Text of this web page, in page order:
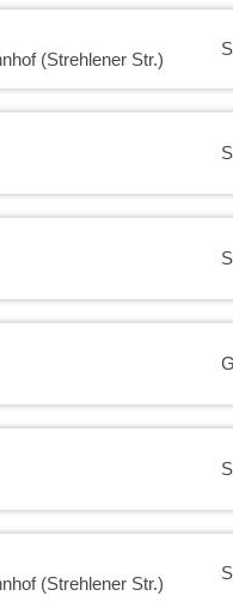
(Strehlener Str.)
(Strehlener Str.)